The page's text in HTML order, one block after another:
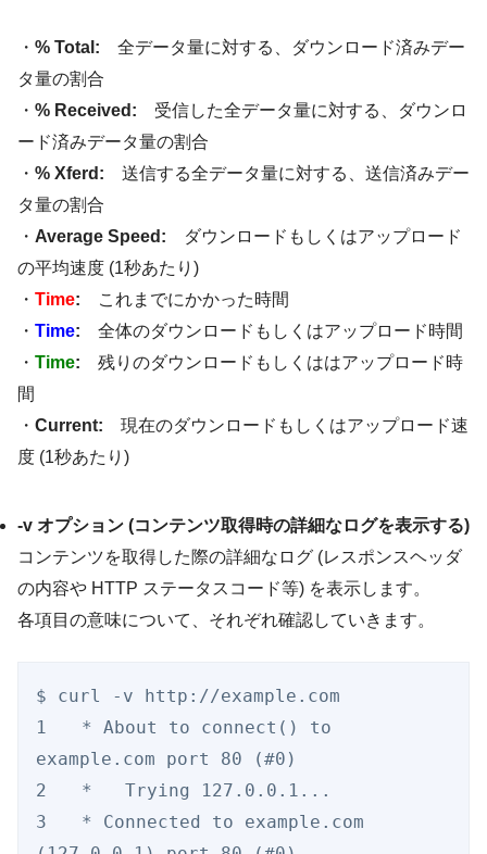
・ % Total: 全データ量に対する、ダウンロード済みデー
タ量の割合
・ % Received: 受信した全データ量に対する、ダウンロ
ード済みデータ量の割合
・ % Xferd: 送信する全データ量に対する、送信済みデー
タ量の割合
・ Average Speed: ダウンロードもしくはアップロード
の平均速度 (1秒あたり)
・ Time: これまでにかかった時間
・ Time: 全体のダウンロードもしくはアップロード時間
・ Time: 残りのダウンロードもしくははアップロード時
間
・ Current: 現在のダウンロードもしくはアップロード速
度 (1秒あたり)
-v オプション (コンテンツ取得時の詳細なログを表示する)
コンテンツを取得した際の詳細なログ (レスポンスヘッダ
の内容や HTTP ステータスコード等) を表示します。
各項目の意味について、それぞれ確認していきます。
$ curl -v http://example.com
1　　* About to connect() to
example.com port 80 (#0)
2　　*   Trying 127.0.0.1...
3　　* Connected to example.com